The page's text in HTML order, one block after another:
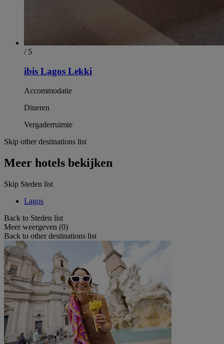
/ 5
ibis Lagos Lekki
Accommodatie
Dineren
Vergaderruimte
Skip other destinations list
Meer hotels bekijken
Skip Steden list
Lagos
Back to Steden list
Meer weergeven (0)
Back to other destinations list